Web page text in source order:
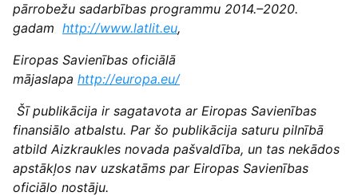
pārrobežu sadarbības programmu 2014.–2020.
gadam http://www.latlit.eu,
Eiropas Savienības oficiālā
mājaslapa http://europa.eu/
Šī publikācija ir sagatavota ar Eiropas Savienības
finansiālo atbalstu. Par šo publikācija saturu pilnībā
atbild Aizkraukles novada pašvaldība, un tas nekādos
apstākļos nav uzskatāms par Eiropas Savienības
oficiālo nostāju.